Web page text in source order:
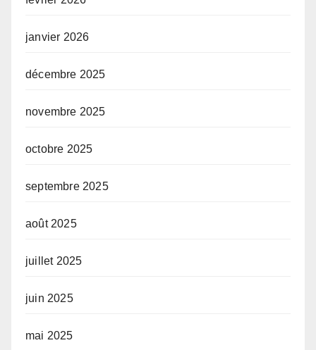
janvier 2026
décembre 2025
novembre 2025
octobre 2025
septembre 2025
août 2025
juillet 2025
juin 2025
mai 2025